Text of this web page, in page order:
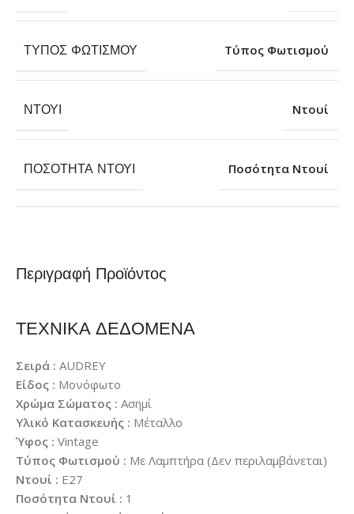
Περιγραφή Προϊόντος
ΤΕΧΝΙΚΑ ΔΕΔΟΜΕΝΑ
Σειρά : AUDREY
Είδος : Μονόφωτο
Χρώμα Σώματος : Ασημί
Υλικό Κατασκευής : Μέταλλο
Ύφος : Vintage
Τύπος Φωτισμού : Με Λαμπτήρα (Δεν περιλαμβάνεται)
Ντουί : E27
Ποσότητα Ντουί : 1
ΤΎΠΟΣ ΦΩΤΙΣΜΟΎ Τύπος Φωτισμού
ΝΤΟΥΊ Ντουί
ΠΟΣΌΤΗΤΑ ΝΤΟΥΊ Ποσότητα Ντουί